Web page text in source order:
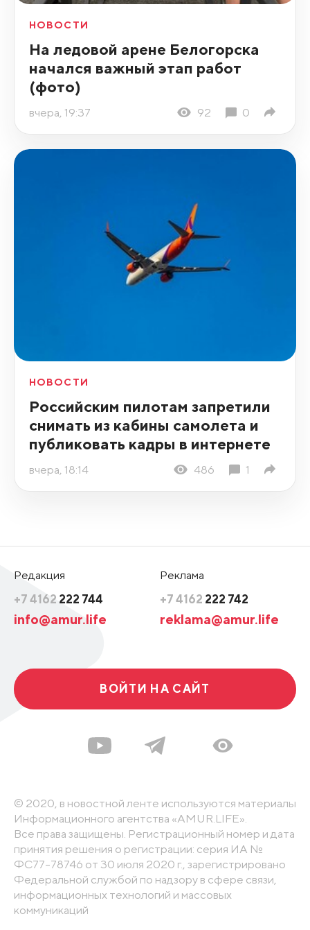
НОВОСТИ
На ледовой арене Белогорска
начался важный этап работ
(фото)
вчера, 19:37 92 0
НОВОСТИ
Российским пилотам запретили
снимать из кабины самолета и
публиковать кадры в интернете
вчера, 18:14 486 1
Редакция
+7 4162 222 744
info@amur.life
Реклама
+7 4162 222 742
reklama@amur.life
ВОЙТИ НА САЙТ
© 2020, в новостной ленте используются материалы
Информационного агентства «AMUR.LIFE».
Все права защищены. Регистрационный номер и дата
принятия решения о регистрации: серия ИА №
ФС77-78746 от 30 июля 2020 г., зарегистрировано
Федеральной службой по надзору в сфере связи,
информационных технологий и массовых
коммуникаций